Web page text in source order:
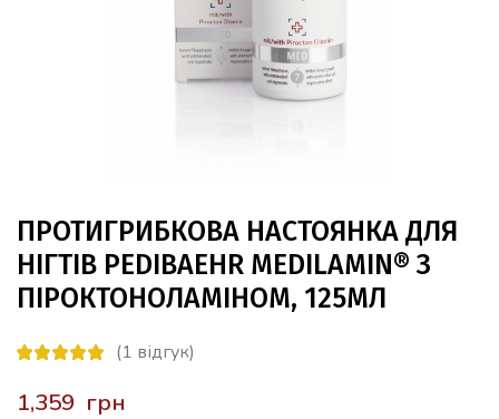
ПРОТИГРИБКОВА НАСТОЯНКА ДЛЯ
НІГТІВ PEDIBAEHR MEDILAMIN® З
ПІРОКТОНОЛАМІНОМ, 125МЛ
(1 відгук)
грн